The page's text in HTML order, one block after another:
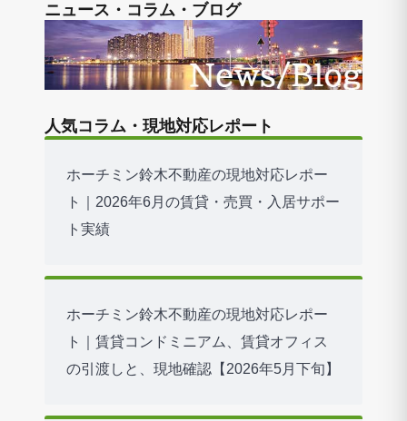
ニュース・コラム・ブログ
人気コラム・現地対応レポート
ホーチミン鈴木不動産の現地対応レポー
ト｜2026年6月の賃貸・売買・入居サポー
ト実績
ホーチミン鈴木不動産の現地対応レポー
ト｜賃貸コンドミニアム、賃貸オフィス
の引渡しと、現地確認【2026年5月下旬】